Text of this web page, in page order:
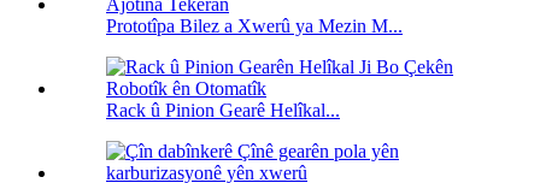
Prototîpa Bilez a Xwerû ya Mezin M...
Rack û Pinion Gearê Helîkal...